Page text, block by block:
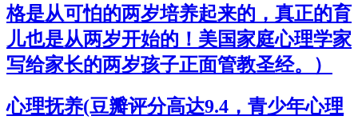
格是从可怕的两岁培养起来的，真正的育
儿也是从两岁开始的！美国家庭心理学家
写给家长的两岁孩子正面管教圣经。）
心理抚养(豆瓣评分高达9.4，青少年心理